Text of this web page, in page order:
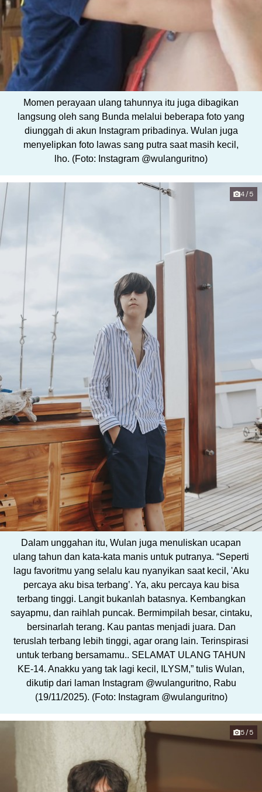
Momen perayaan ulang tahunnya itu juga dibagikan
langsung oleh sang Bunda melalui beberapa foto yang
diunggah di akun Instagram pribadinya. Wulan juga
menyelipkan foto lawas sang putra saat masih kecil,
lho. (Foto: Instagram @wulanguritno)
4/5
Dalam unggahan itu, Wulan juga menuliskan ucapan
ulang tahun dan kata-kata manis untuk putranya. “Seperti
lagu favoritmu yang selalu kau nyanyikan saat kecil, 'Aku
percaya aku bisa terbang’. Ya, aku percaya kau bisa
terbang tinggi. Langit bukanlah batasnya. Kembangkan
sayapmu, dan raihlah puncak. Bermimpilah besar, cintaku,
bersinarlah terang. Kau pantas menjadi juara. Dan
teruslah terbang lebih tinggi, agar orang lain. Terinspirasi
untuk terbang bersamamu.. SELAMAT ULANG TAHUN
KE-14. Anakku yang tak lagi kecil, ILYSM,” tulis Wulan,
dikutip dari laman Instagram @wulanguritno, Rabu
(19/11/2025). (Foto: Instagram @wulanguritno)
5/5